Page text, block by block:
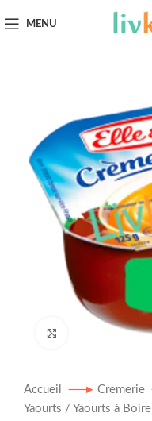
MENU
Click to enlarge
Accueil
Cremerie
Yaourts / Yaourts à Boire